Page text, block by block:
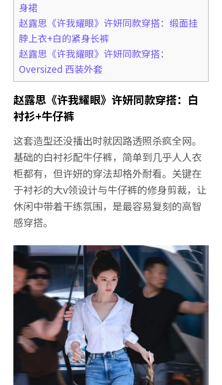
身裙
赵露思《许我耀眼》许妍同款穿搭：缎面挂
脖上衣+白的紧身长裤
赵露思《许我耀眼》许妍同款穿搭：
Oversized 西装外套
赵露思《许我耀眼》许妍同款穿搭：白
衬衫+牛仔裤
这套造型还没播出时就因路透照杀疯全网。
基础的白衬衫配牛仔裤，简单到几乎人人衣
柜都有，但许妍的穿法却格外耐看。关键在
于衬衫的大v领设计与牛仔裤的修身剪裁，让
休闲中带着干练氛围，是最容易复刻的高智
感穿搭。